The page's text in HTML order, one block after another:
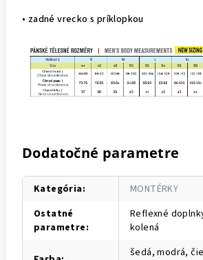
• zadné vrecko s príklopkou
Dodatočné parametre
Kategória:
MONTÉRKY
Ostatné
parametre:
Reflexné
kolená
šedá, modrá,